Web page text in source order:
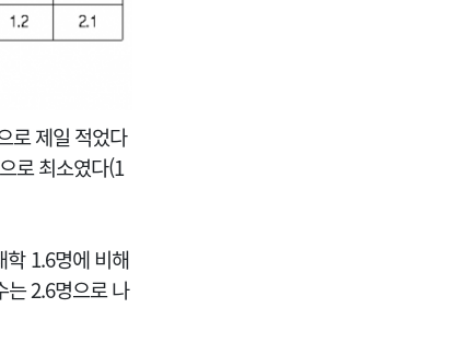
로 제일 적었다
로 최소였다(1
학 1.6명에 비해
는 2.6명으로 나